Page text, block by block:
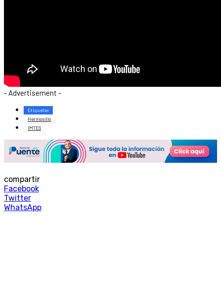
- Advertisement -
Etiquetas
Hermosillo
IMTES
compartir
Facebook
Twitter
WhatsApp